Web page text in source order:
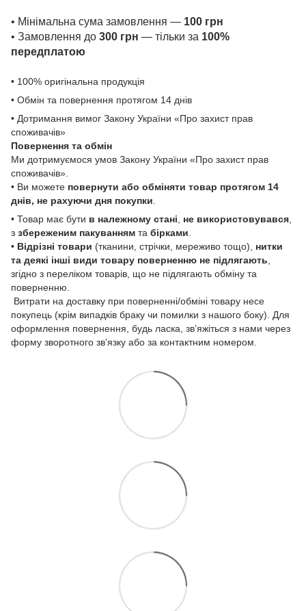
• Мінімальна сума замовлення — 100 грн
• Замовлення до 300 грн — тільки за 100%
передплатою
• 100% оригінальна продукція
• Обмін та повернення протягом 14 днів
• Дотримання вимог Закону України «Про захист прав
споживачів»
Повернення та обмін
Ми дотримуємося умов Закону України «Про захист прав
споживачів».
• Ви можете повернути або обміняти товар протягом 14
днів, не рахуючи дня покупки
• Товар має бути в належному стані не використовувався
з збереженим пакуванням та бірками
• Відрізні товари (тканини, стрічки, мереживо тощо), нитки
та деякі інші види товару поверненню не підлягають
згідно з переліком товарів, що не підлягають обміну та
поверненню.
Витрати на доставку при поверненні/обміні товару несе
покупець (крім випадків браку чи помилки з нашого боку). Для
оформлення повернення, будь ласка, зв’яжіться з нами через
форму зворотного зв’язку або за контактним номером.